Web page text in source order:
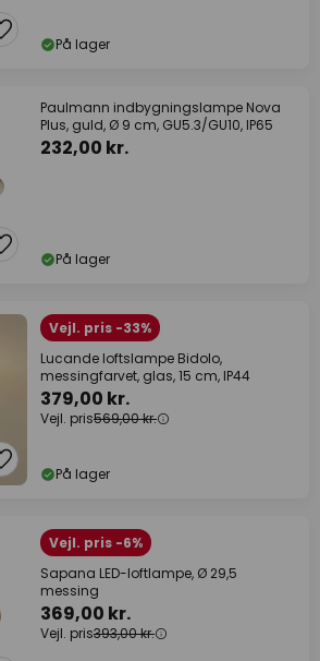
På lager
Paulmann indbygningslampe Nova
Plus, guld, Ø 9 cm, GU5.3/GU10, IP65
232,00 kr.
På lager
Vejl. pris -33%
Lucande loftslampe Bidolo,
messingfarvet, glas, 15 cm, IP44
379,00 kr.
Vejl. pris569,00 kr.
På lager
Vejl. pris -6%
Sapana LED-loftlampe, Ø 29,5
messing
369,00 kr.
Vejl. pris393,00 kr.